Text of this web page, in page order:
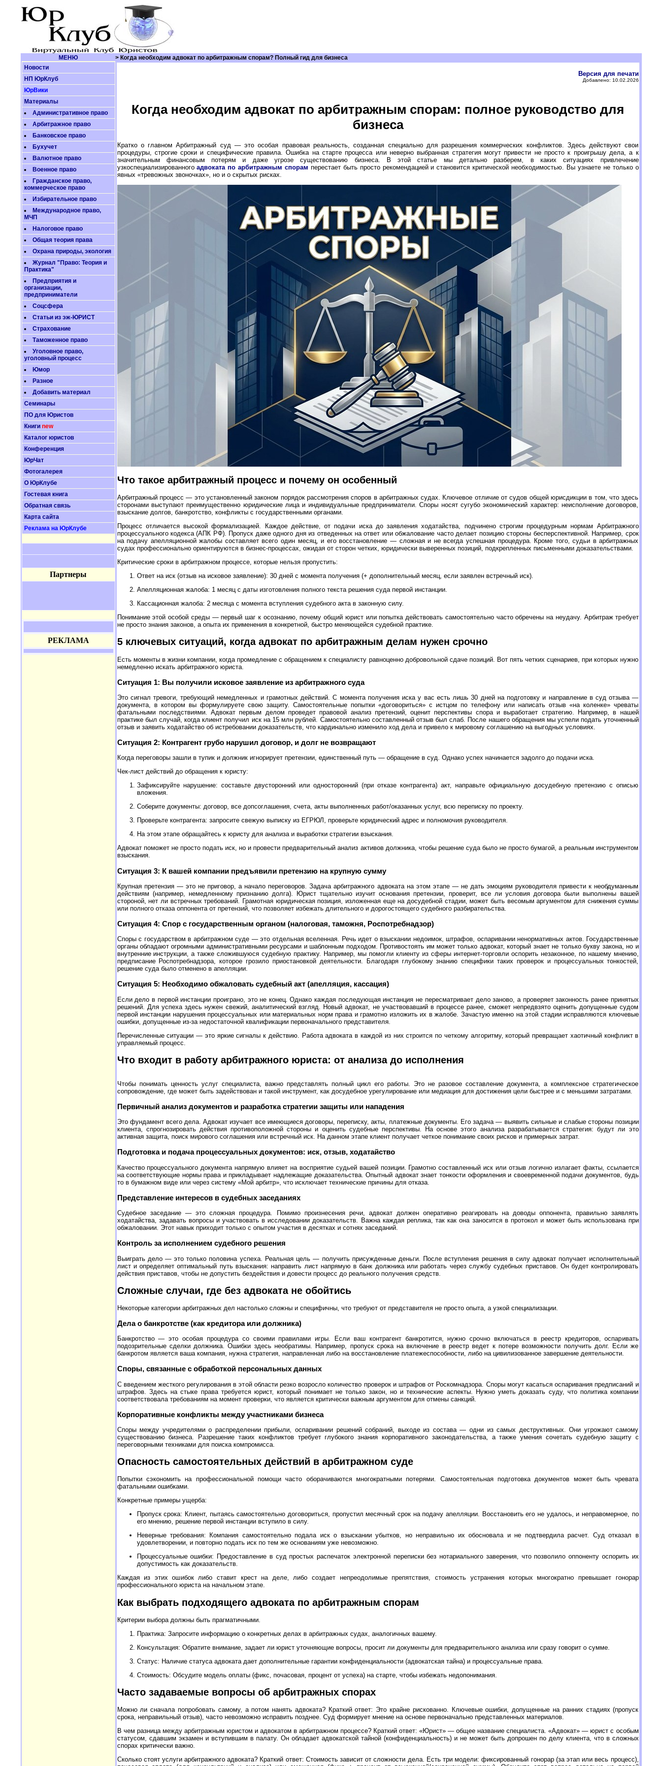
МЕНЮ
> Когда необходим адвокат по арбитражным спорам? Полный гид для бизнеса
Новости
НП ЮрКлуб
ЮрВики
Материалы
Административное право
Арбитражное право
Банковское право
Бухучет
Валютное право
Военное право
Гражданское право,
коммерческое право
Избирательное право
Международное право,
МЧП
Налоговое право
Общая теория права
Охрана природы, экология
Журнал "Право: Теория и
Практика"
Предприятия и
организации,
предприниматели
Соцсфера
Статьи из эж-ЮРИСТ
Страхование
Таможенное право
Уголовное право,
уголовный процесс
Юмор
Разное
Добавить материал
Семинары
ПО для Юристов
Книги new
Каталог юристов
Конференция
ЮрЧат
Фотогалерея
О ЮрКлубе
Гостевая книга
Обратная связь
Карта сайта
Реклама на ЮрКлубе
Партнеры
РЕКЛАМА
Версия для печати
Добавлено: 10.02.2026
Когда необходим адвокат по арбитражным спорам: полное руководство для
бизнеса
Кратко о главном Арбитражный суд — это особая правовая реальность, созданная специально для разрешения коммерческих конфликтов. Здесь действуют свои
процедуры, строгие сроки и специфические правила. Ошибка на старте процесса или неверно выбранная стратегия могут привести не просто к проигрышу дела, а к
значительным финансовым потерям и даже угрозе существованию бизнеса. В этой статье мы детально разберем, в каких ситуациях привлечение
узкоспециализированногоадвоката по арбитражным спорам перестает быть просто рекомендацией и становится критической необходимостью. Вы узнаете не только о
явных «тревожных звоночках», но и о скрытых рисках.
Что такое арбитражный процесс и почему он особенный
Арбитражный процесс — это установленный законом порядок рассмотрения споров в арбитражных судах. Ключевое отличие от судов общей юрисдикции в том, что здесь
сторонами выступают преимущественно юридические лица и индивидуальные предприниматели. Споры носят сугубо экономический характер: неисполнение договоров,
взыскание долгов, банкротство, конфликты с государственными органами.
Процесс отличается высокой формализацией. Каждое действие, от подачи иска до заявления ходатайства, подчинено строгим процедурным нормам Арбитражного
процессуального кодекса (АПК РФ). Пропуск даже одного дня из отведенных на ответ или обжалование часто делает позицию стороны бесперспективной. Например, срок
на подачу апелляционной жалобы составляет всего один месяц, и его восстановление — сложная и не всегда успешная процедура. Кроме того, судьи в арбитражных
судах профессионально ориентируются в бизнес-процессах, ожидая от сторон четких, юридически выверенных позиций, подкрепленных письменными доказательствами.
Критические сроки в арбитражном процессе, которые нельзя пропустить:
Ответ на иск (отзыв на исковое заявление): 30 дней с момента получения (+ дополнительный месяц, если заявлен встречный иск).
Апелляционная жалоба: 1 месяц с даты изготовления полного текста решения суда первой инстанции.
Кассационная жалоба: 2 месяца с момента вступления судебного акта в законную силу.
Понимание этой особой среды — первый шаг к осознанию, почему общий юрист или попытка действовать самостоятельно часто обречены на неудачу. Арбитраж требует
не просто знания законов, а опыта их применения в конкретной, быстро меняющейся судебной практике.
5 ключевых ситуаций, когда адвокат по арбитражным делам нужен срочно
Есть моменты в жизни компании, когда промедление с обращением к специалисту равноценно добровольной сдаче позиций. Вот пять четких сценариев, при которых нужно
немедленно искать арбитражного юриста.
Ситуация 1: Вы получили исковое заявление из арбитражного суда
Это сигнал тревоги, требующий немедленных и грамотных действий. С момента получения иска у вас есть лишь 30 дней на подготовку и направление в суд отзыва —
документа, в котором вы формулируете свою защиту. Самостоятельные попытки «договориться» с истцом по телефону или написать отзыв «на коленке» чреваты
фатальными последствиями. Адвокат первым делом проведет правовой анализ претензий, оценит перспективы спора и выработает стратегию. Например, в нашей
практике был случай, когда клиент получил иск на 15 млн рублей. Самостоятельно составленный отзыв был слаб. После нашего обращения мы успели подать уточненный
отзыв и заявить ходатайство об истребовании доказательств, что кардинально изменило ход дела и привело к мировому соглашению на выгодных условиях.
Ситуация 2: Контрагент грубо нарушил договор, и долг не возвращают
Когда переговоры зашли в тупик и должник игнорирует претензии, единственный путь — обращение в суд. Однако успех начинается задолго до подачи иска.
Чек-лист действий до обращения к юристу:
Зафиксируйте нарушение: составьте двусторонний или односторонний (при отказе контрагента) акт, направьте официальную досудебную претензию с описью
вложения.
Соберите документы: договор, все допсоглашения, счета, акты выполненных работ/оказанных услуг, всю переписку по проекту.
Проверьте контрагента: запросите свежую выписку из ЕГРЮЛ, проверьте юридический адрес и полномочия руководителя.
На этом этапе обращайтесь к юристу для анализа и выработки стратегии взыскания.
Адвокат поможет не просто подать иск, но и провести предварительный анализ активов должника, чтобы решение суда было не просто бумагой, а реальным инструментом
взыскания.
Ситуация 3: К вашей компании предъявили претензию на крупную сумму
Крупная претензия — это не приговор, а начало переговоров. Задача арбитражного адвоката на этом этапе — не дать эмоциям руководителя привести к необдуманным
действиям (например, немедленному признанию долга). Юрист тщательно изучит основания претензии, проверит, все ли условия договора были выполнены вашей
стороной, нет ли встречных требований. Грамотная юридическая позиция, изложенная еще на досудебной стадии, может быть весомым аргументом для снижения суммы
или полного отказа оппонента от претензий, что позволяет избежать длительного и дорогостоящего судебного разбирательства.
Ситуация 4: Спор с государственным органом (налоговая, таможня, Роспотребнадзор)
Споры с государством в арбитражном суде — это отдельная вселенная. Речь идет о взыскании недоимок, штрафов, оспаривании ненормативных актов. Государственные
органы обладают огромными административными ресурсами и шаблонным подходом. Противостоять им может только адвокат, который знает не только букву закона, но и
внутренние инструкции, а также сложившуюся судебную практику. Например, мы помогли клиенту из сферы интернет-торговли оспорить незаконное, по нашему мнению,
предписание Роспотребнадзора, которое грозило приостановкой деятельности. Благодаря глубокому знанию специфики таких проверок и процессуальных тонкостей,
решение суда было отменено в апелляции.
Ситуация 5: Необходимо обжаловать судебный акт (апелляция, кассация)
Если дело в первой инстанции проиграно, это не конец. Однако каждая последующая инстанция не пересматривает дело заново, а проверяет законность ранее принятых
решений. Для успеха здесь нужен свежий, аналитический взгляд. Новый адвокат, не участвовавший в процессе ранее, сможет непредвзято оценить допущенные судом
первой инстанции нарушения процессуальных или материальных норм права и грамотно изложить их в жалобе. Зачастую именно на этой стадии исправляются ключевые
ошибки, допущенные из-за недостаточной квалификации первоначального представителя.
Перечисленные ситуации — это яркие сигналы к действию. Работа адвоката в каждой из них строится по четкому алгоритму, который превращает хаотичный конфликт в
управляемый процесс.
Что входит в работу арбитражного юриста: от анализа до исполнения
Чтобы понимать ценность услуг специалиста, важно представлять полный цикл его работы. Это не разовое составление документа, а комплексное стратегическое
сопровождение, где может быть задействован и такой инструмент, как досудебное урегулирование или медиация для достижения цели быстрее и с меньшими затратами.
Первичный анализ документов и разработка стратегии защиты или нападения
Это фундамент всего дела. Адвокат изучает все имеющиеся договоры, переписку, акты, платежные документы. Его задача — выявить сильные и слабые стороны позиции
клиента, спрогнозировать действия противоположной стороны и оценить судебные перспективы. На основе этого анализа разрабатывается стратегия: будут ли это
активная защита, поиск мирового соглашения или встречный иск. На данном этапе клиент получает четкое понимание своих рисков и примерных затрат.
Подготовка и подача процессуальных документов: иск, отзыв, ходатайство
Качество процессуального документа напрямую влияет на восприятие судьей вашей позиции. Грамотно составленный иск или отзыв логично излагает факты, ссылается
на соответствующие нормы права и прикладывает надлежащие доказательства. Опытный адвокат знает тонкости оформления и своевременной подачи документов, будь
то в бумажном виде или через систему «Мой арбитр», что исключает технические причины для отказа.
Представление интересов в судебных заседаниях
Судебное заседание — это сложная процедура. Помимо произнесения речи, адвокат должен оперативно реагировать на доводы оппонента, правильно заявлять
ходатайства, задавать вопросы и участвовать в исследовании доказательств. Важна каждая реплика, так как она заносится в протокол и может быть использована при
обжаловании. Этот навык приходит только с опытом участия в десятках и сотнях заседаний.
Контроль за исполнением судебного решения
Выиграть дело — это только половина успеха. Реальная цель — получить присужденные деньги. После вступления решения в силу адвокат получает исполнительный
лист и определяет оптимальный путь взыскания: направить лист напрямую в банк должника или работать через службу судебных приставов. Он будет контролировать
действия приставов, чтобы не допустить бездействия и довести процесс до реального получения средств.
Сложные случаи, где без адвоката не обойтись
Некоторые категории арбитражных дел настолько сложны и специфичны, что требуют от представителя не просто опыта, а узкой специализации.
Дела о банкротстве (как кредитора или должника)
Банкротство — это особая процедура со своими правилами игры. Если ваш контрагент банкротится, нужно срочно включаться в реестр кредиторов, оспаривать
подозрительные сделки должника. Ошибки здесь необратимы. Например, пропуск срока на включение в реестр ведет к потере возможности получить долг. Если же
банкротом является ваша компания, нужна стратегия, направленная либо на восстановление платежеспособности, либо на цивилизованное завершение деятельности.
Споры, связанные с обработкой персональных данных
С введением жесткого регулирования в этой области резко возросло количество проверок и штрафов от Роскомнадзора. Споры могут касаться оспаривания предписаний и
штрафов. Здесь на стыке права требуется юрист, который понимает не только закон, но и технические аспекты. Нужно уметь доказать суду, что политика компании
соответствовала требованиям на момент проверки, что является критически важным аргументом для отмены санкций.
Корпоративные конфликты между участниками бизнеса
Споры между учредителями о распределении прибыли, оспаривании решений собраний, выходе из состава — одни из самых деструктивных. Они угрожают самому
существованию бизнеса. Разрешение таких конфликтов требует глубокого знания корпоративного законодательства, а также умения сочетать судебную защиту с
переговорными техниками для поиска компромисса.
Опасность самостоятельных действий в арбитражном суде
Попытки сэкономить на профессиональной помощи часто оборачиваются многократными потерями. Самостоятельная подготовка документов может быть чревата
фатальными ошибками.
Конкретные примеры ущерба:
Пропуск срока: Клиент, пытаясь самостоятельно договориться, пропустил месячный срок на подачу апелляции. Восстановить его не удалось, и неправомерное, по
его мнению, решение первой инстанции вступило в силу.
Неверные требования: Компания самостоятельно подала иск о взыскании убытков, но неправильно их обосновала и не подтвердила расчет. Суд отказал в
удовлетворении, и повторно подать иск по тем же основаниям уже невозможно.
Процессуальные ошибки: Предоставление в суд простых распечаток электронной переписки без нотариального заверения, что позволило оппоненту оспорить их
допустимость как доказательств.
Каждая из этих ошибок либо ставит крест на деле, либо создает непреодолимые препятствия, стоимость устранения которых многократно превышает гонорар
профессионального юриста на начальном этапе.
Как выбрать подходящего адвоката по арбитражным спорам
Критерии выбора должны быть прагматичными.
Практика: Запросите информацию о конкретных делах в арбитражных судах, аналогичных вашему.
Консультация: Обратите внимание, задает ли юрист уточняющие вопросы, просит ли документы для предварительного анализа или сразу говорит о сумме.
Статус: Наличие статуса адвоката дает дополнительные гарантии конфиденциальности (адвокатская тайна) и процессуальные права.
Стоимость: Обсудите модель оплаты (фикс, почасовая, процент от успеха) на старте, чтобы избежать недопонимания.
Часто задаваемые вопросы об арбитражных спорах
Можно ли сначала попробовать самому, а потом нанять адвоката? Краткий ответ: Это крайне рискованно. Ключевые ошибки, допущенные на ранних стадиях (пропуск
срока, неправильный отзыв), часто невозможно исправить позднее. Суд формирует мнение на основе первоначально представленных материалов.
В чем разница между арбитражным юристом и адвокатом в арбитражном процессе? Краткий ответ: «Юрист» — общее название специалиста. «Адвокат» — юрист с особым
статусом, сдавшим экзамен и вступившим в палату. Он обладает адвокатской тайной (конфиденциальность) и не может быть допрошен по делу клиента, что в сложных
спорах критически важно.
Сколько стоят услуги арбитражного адвоката? Краткий ответ: Стоимость зависит от сложности дела. Есть три модели: фиксированный гонорар (за этап или весь процесс),